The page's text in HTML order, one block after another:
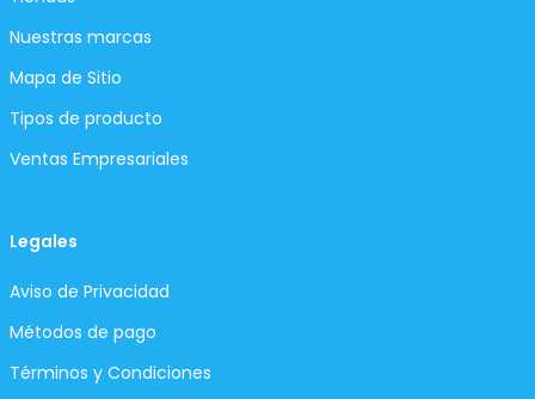
Nuestras marcas
Mapa de Sitio
Tipos de producto
Ventas Empresariales
Legales
Aviso de Privacidad
Métodos de pago
Términos y Condiciones